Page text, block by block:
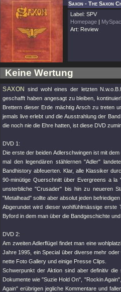
Saxon - The Saxon
Label: SPV
Homepage |
Art: Review
Keine Wertung
SAXON
sind wohl eines der letzten
geschafft haben angesagt zu bleiben,
Brettern dieser Erde mächtig Arsch zu treten
jemals live erlebt und die Ausstrahlung der
die noch nie die Ehre hatten, ist diese DVD
DVD 1:
Die erste der beiden Adlerschwingen ist mit
mal den legendären stählernen "Adler"
Bandhistory abfeuerten. Klar, alle Klassiker
90-minütige Querschnitt über Evergreens a la
unsterbliche"Crusader" bis hin zu neueren
"Metalhead" sollte aber absolut jeden
Abgerundet wird dieser wohlfühlmässige
Byford in dem man über die Bandgeschichte
DVD 2:
Am zweiten Adlerflügel findet man eine
Jahre 1995, ein Special über diverse mehr
nette Foto Gallery und einige Presse Clips.
Schwerpunkt der Aktion sind aber definitiv
Dokumente wie"Suzie Hold On" "Rockin Again"
Again" erübrigen jegliche Kommentare und